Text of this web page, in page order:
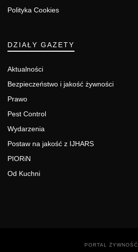
Polityka Cookies
DZIAŁY GAZETY
Aktualności
Bezpieczeństwo i jakość żywności
Prawo
Pest Control
Wydarzenia
Postaw na jakość z IJHARS
PIORiN
Od Kuchni
PORTAL ŻYWNOŚĆ